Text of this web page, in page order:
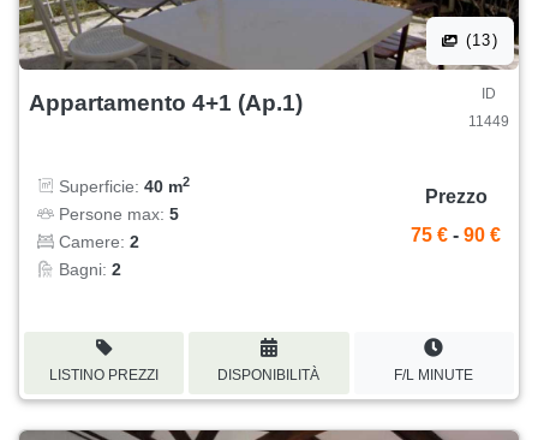
(13)
Appartamento 4+1 (Ap.1)
ID
11449
Superficie: 40 m2
Persone max: 5
Camere: 2
Bagni: 2
Prezzo
75 € - 90 €
LISTINO PREZZI DISPONIBILITÀ F/L MINUTE